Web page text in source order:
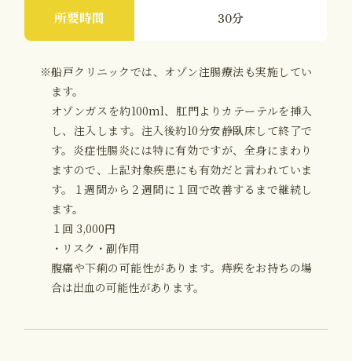
所要時間 30分
※船戸クリニックでは、オゾン注腸療法も実施してい
ます。
オゾンガスを約100ml、肛門よりカテーテルを挿入
し、注入します。注入後約10分安静臥床して終了で
す。炎症性腸炎には特に有効ですが、全身にまわり
ますので、上記対象疾患にも有効だと言われていま
す。１週間から２週間に１回で改善するまで継続し
ます。
１回 3,000円
・リスク・副作用
腹痛や下痢の可能性があります。痔疾をお持ちの場
合は出血の可能性があります。